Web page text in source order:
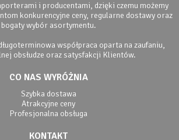
i producentami, dzięki czemu możemy
konkurencyjne ceny, regularne dostawy oraz
bogaty wybór asortymentu.
współpraca oparta na zaufaniu,
obsłudze oraz satysfakcji Klientów.
CO NAS WYRÓŻNIA
Szybka dostawa
Atrakcyjne ceny
Profesjonalna obsługa
KONTAKT